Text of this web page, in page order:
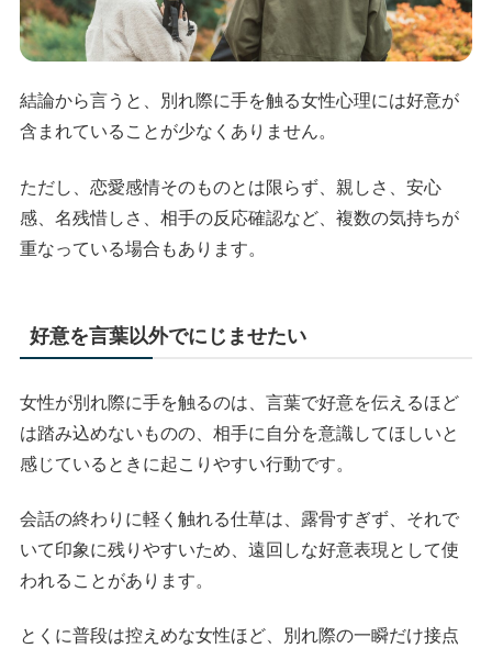
結論から言うと、別れ際に手を触る女性心理には好意が
含まれていることが少なくありません。
ただし、恋愛感情そのものとは限らず、親しさ、安心
感、名残惜しさ、相手の反応確認など、複数の気持ちが
重なっている場合もあります。
好意を言葉以外でにじませたい
女性が別れ際に手を触るのは、言葉で好意を伝えるほど
は踏み込めないものの、相手に自分を意識してほしいと
感じているときに起こりやすい行動です。
会話の終わりに軽く触れる仕草は、露骨すぎず、それで
いて印象に残りやすいため、遠回しな好意表現として使
われることがあります。
とくに普段は控えめな女性ほど、別れ際の一瞬だけ接点